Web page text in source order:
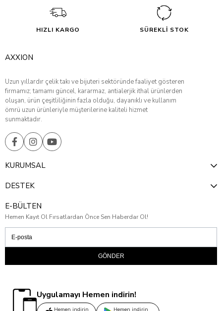
HIZLI KARGO SÜREKLİ STOK
AXXION
Uzun yıllardır çelik takı ve bijuteri sektöründe faaliyet gösteren
firmamız; tamamı güncel, kararmaz, antialerjik ithal ürünlerden
oluşan, ürün çeşitliliğinin fazla olduğu, dayanıklı ve kullanım
ömrü uzun ürünleriyle müşterilerine kaliteli hizmet
sunmaktadır.
KURUMSAL
DESTEK
E-BÜLTEN
Hemen Kayıt Ol Fırsatlardan Önce Sen Haberdar Ol!
GÖNDER
Uygulamayı Hemen indirin!
Hemen indirin Hemen indirin